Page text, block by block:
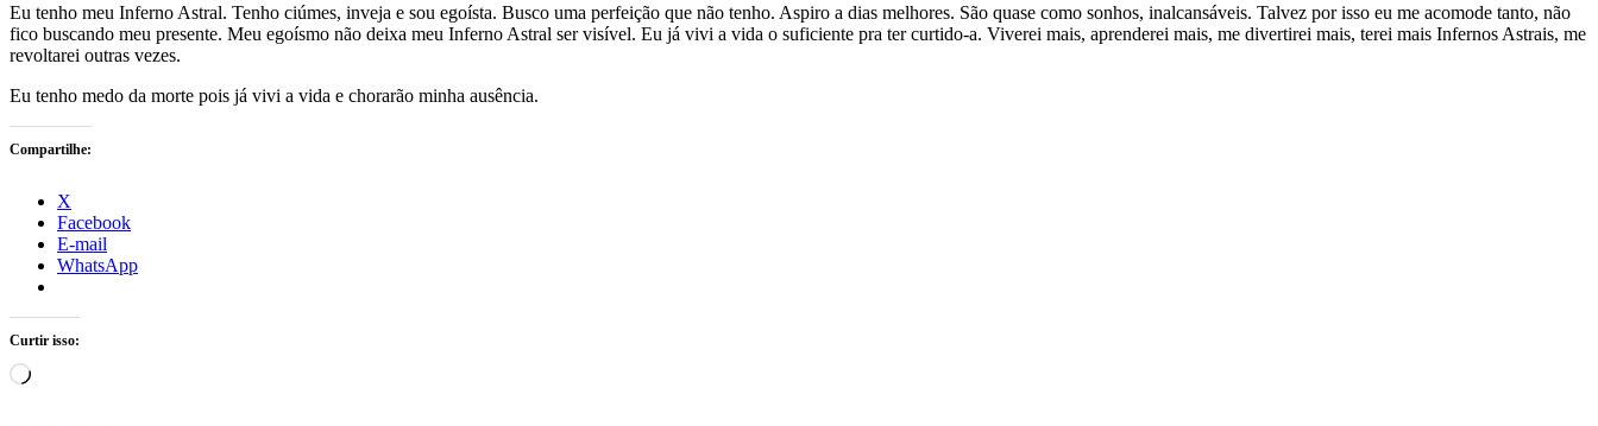
Eu tenho meu Inferno Astral. Tenho ciúmes, inveja e sou egoísta. Busco uma perfeição que não tenho. Aspiro a dias melhores. São quase como sonhos, inalcansáveis. Talvez por isso eu me acomode tanto, não
fico buscando meu presente. Meu egoísmo não deixa meu Inferno Astral ser visível. Eu já vivi a vida o suficiente pra ter curtido-a. Viverei mais, aprenderei mais, me divertirei mais, terei mais Infernos Astrais, me
revoltarei outras vezes.
Eu tenho medo da morte pois já vivi a vida e chorarão minha ausência.
Compartilhe:
X
Facebook
E-mail
WhatsApp
Curtir isso:
Carregando...